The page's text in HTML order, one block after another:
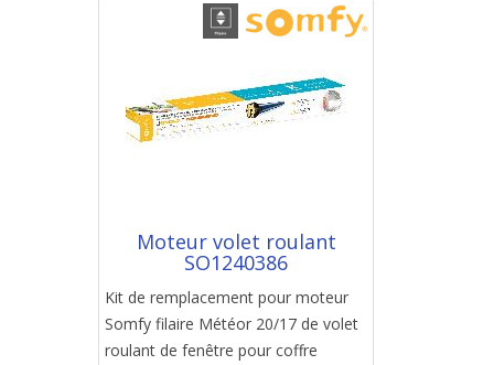
Moteur volet roulant
SO1240386
Kit de remplacement pour moteur
Somfy filaire Météor 20/17 de volet
roulant de fenêtre pour coffre